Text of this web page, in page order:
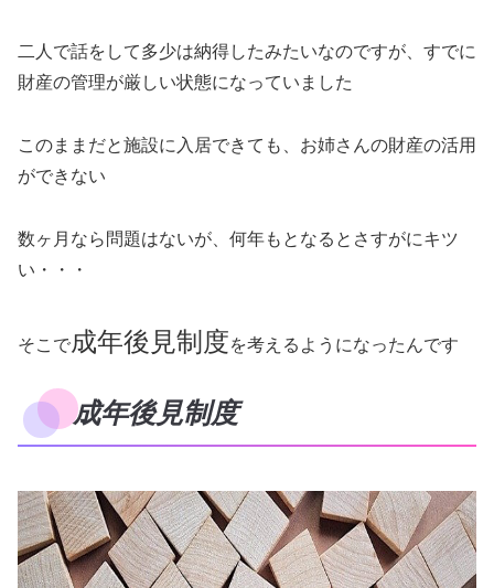
二人で話をして多少は納得したみたいなのですが、すでに
財産の管理が厳しい状態になっていました
このままだと施設に入居できても、お姉さんの財産の活用
ができない
数ヶ月なら問題はないが、何年もとなるとさすがにキツ
い・・・
そこで成年後見制度を考えるようになったんです
成年後見制度